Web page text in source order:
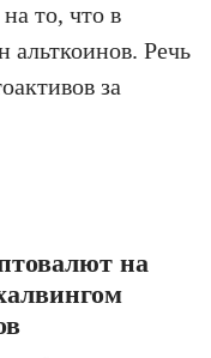
то, что в
альткоинов. Речь
за
на